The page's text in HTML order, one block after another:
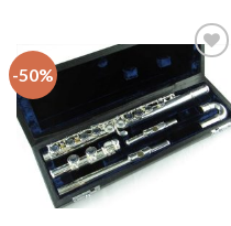
-50%
Auf
die
Wunschliste